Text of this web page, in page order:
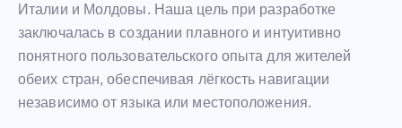
Италии и Молдовы. Наша цель при разработке
заключалась в создании плавного и интуитивно
понятного пользовательского опыта для жителей
обеих стран, обеспечивая лёгкость навигации
независимо от языка или местоположения.